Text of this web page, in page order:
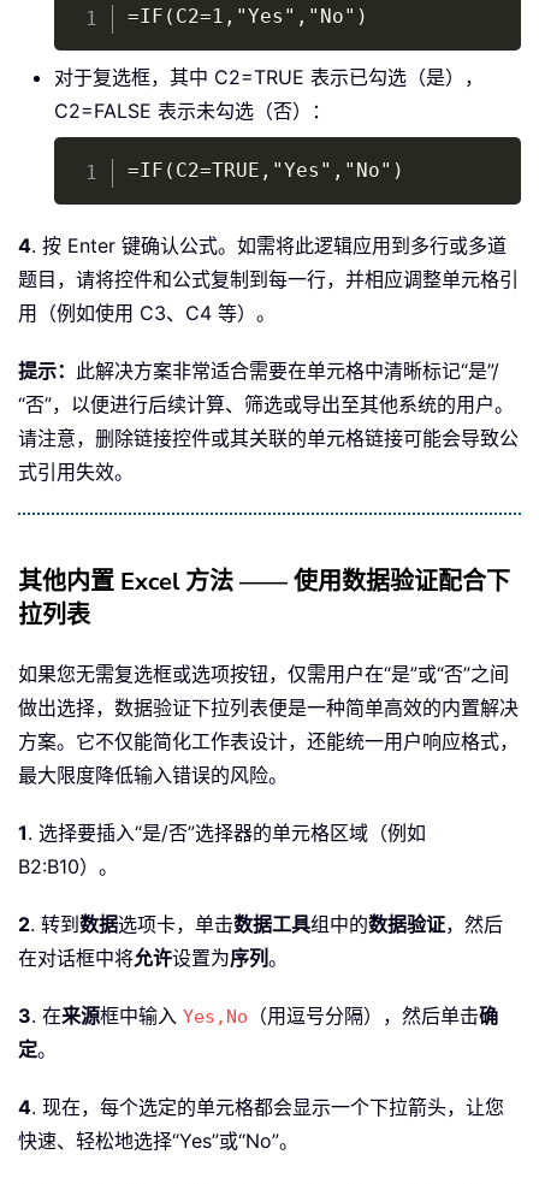
=IF(C2=1,"Yes","No")
对于复选框，其中 C2=TRUE 表示已勾选（是），
C2=FALSE 表示未勾选（否）：
=IF(C2=TRUE,"Yes","No")
4. 按 Enter 键确认公式。如需将此逻辑应用到多行或多道
题目，请将控件和公式复制到每一行，并相应调整单元格引
用（例如使用 C3、C4 等）。
提示： 此解决方案非常适合需要在单元格中清晰标记“是”/
“否”，以便进行后续计算、筛选或导出至其他系统的用户。
请注意，删除链接控件或其关联的单元格链接可能会导致公
式引用失效。
其他内置 Excel 方法 —— 使用数据验证配合下
拉列表
如果您无需复选框或选项按钮，仅需用户在“是”或“否”之间
做出选择，数据验证下拉列表便是一种简单高效的内置解决
方案。它不仅能简化工作表设计，还能统一用户响应格式，
最大限度降低输入错误的风险。
1. 选择要插入“是/否”选择器的单元格区域（例如
B2:B10）。
2. 转到 数据选项卡，单击数据工具组中的数据验证，然后
在对话框中将允许设置为序列。
3. 在来源框中输入 Yes,No （用逗号分隔），然后单击确
定。
4. 现在，每个选定的单元格都会显示一个下拉箭头，让您
快速、轻松地选择“Yes”或“No”。